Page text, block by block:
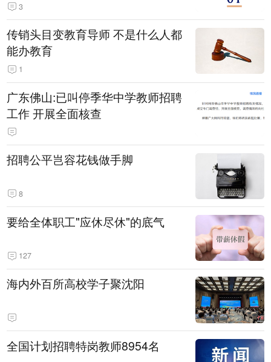
3
传销头目变教育导师 不是什么人都
能办教育
1
广东佛山:已叫停季华中学教师招聘
工作 开展全面核查
招聘公平岂容花钱做手脚
8
要给全体职工"应休尽休"的底气
127
海内外百所高校学子聚沈阳
全国计划招聘特岗教师8954名